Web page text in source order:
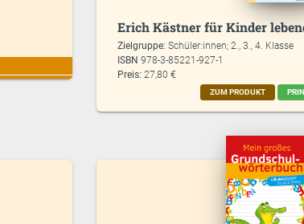
Erich Kästner für Kinder
Zielgruppe:Schüler:innen; 2., 3., 4. Klasse
ISBN978-3-85221-927-1
Preis: 27,80 €
ZUM PRODUKT